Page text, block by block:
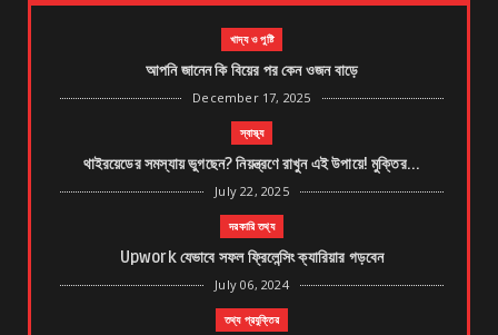
খাদ্য ও পুষ্টি
আপনি জানেন কি বিয়ের পর কেন ওজন বাড়ে
December 17, 2025
স্বাস্থ্য
থাইরয়েডের সমস্যায় ভুগছেন? নিয়ন্ত্রণে রাখুন এই উপায়ে! মুক্তির...
July 22, 2025
দরকারি তথ্য
Upwork যেভাবে সফল ফ্রিলেন্সিং ক্যারিয়ার গড়বেন
July 06, 2024
তথ্য প্রযুক্তির